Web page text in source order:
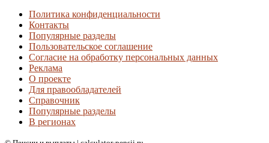
Политика конфиденциальности
Контакты
Популярные разделы
Пользовательское соглашение
Согласие на обработку персональных данных
Реклама
О проекте
Для правообладателей
Справочник
Популярные разделы
В регионах